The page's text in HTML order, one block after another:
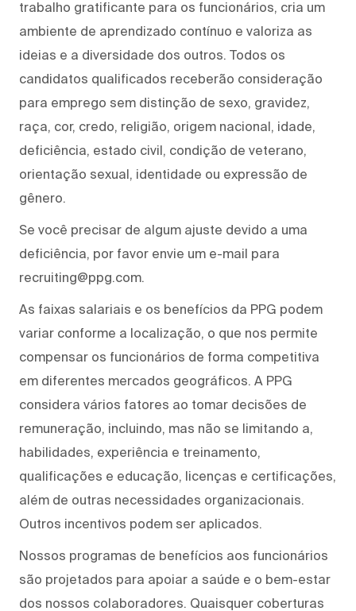
trabalho gratificante para os funcionários, cria um
ambiente de aprendizado contínuo e valoriza as
ideias e a diversidade dos outros. Todos os
candidatos qualificados receberão consideração
para emprego sem distinção de sexo, gravidez,
raça, cor, credo, religião, origem nacional, idade,
deficiência, estado civil, condição de veterano,
orientação sexual, identidade ou expressão de
gênero.
Se você precisar de algum ajuste devido a uma
deficiência, por favor envie um e-mail para
recruiting@ppg.com.
As faixas salariais e os benefícios da PPG podem
variar conforme a localização, o que nos permite
compensar os funcionários de forma competitiva
em diferentes mercados geográficos. A PPG
considera vários fatores ao tomar decisões de
remuneração, incluindo, mas não se limitando a,
habilidades, experiência e treinamento,
qualificações e educação, licenças e certificações,
além de outras necessidades organizacionais.
Outros incentivos podem ser aplicados.
Nossos programas de benefícios aos funcionários
são projetados para apoiar a saúde e o bem-estar
dos nossos colaboradores. Quaisquer coberturas